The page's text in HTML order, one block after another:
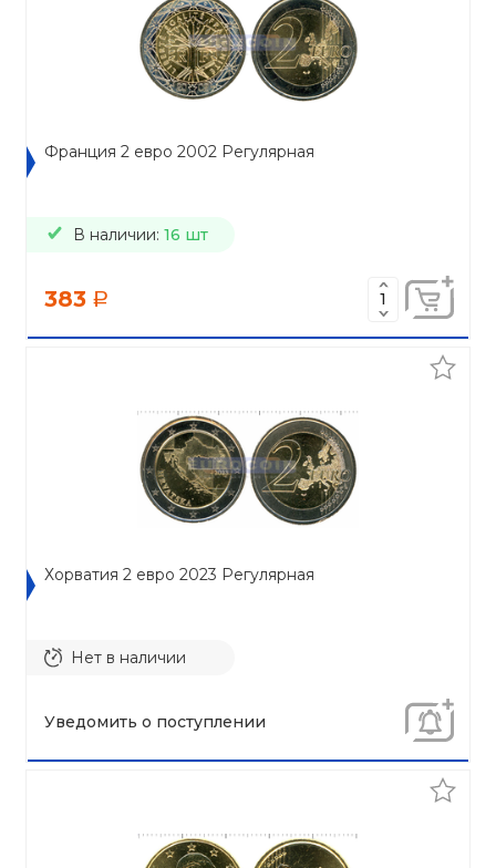
Франция 2 евро 2002 Регулярная
В наличии: 16 шт
383 a
Хорватия 2 евро 2023 Регулярная
Нет в наличии
Уведомить о поступлении